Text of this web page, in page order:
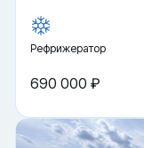
Рефрижератор
690 000 ₽